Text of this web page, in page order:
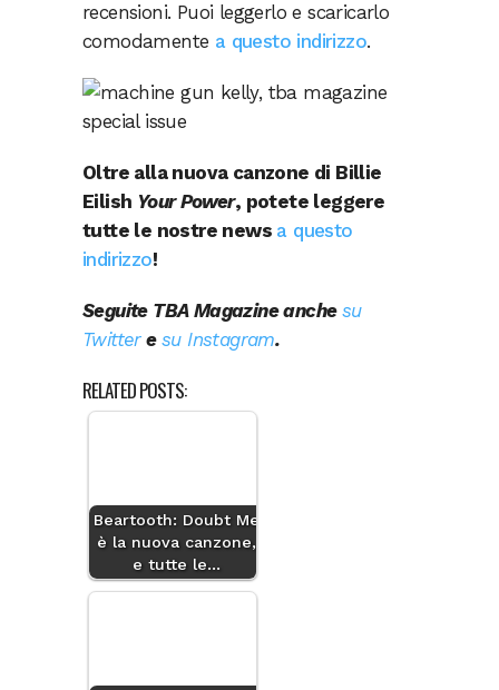
recensioni. Puoi leggerlo e scaricarlo
comodamente a questo indirizzo.
Oltre alla nuova canzone di Billie
Eilish Your Power, potete leggere
tutte le nostre news a questo
indirizzo!
Seguite TBA Magazine anche su
Twitteresu Instagram.
RELATED POSTS:
Beartooth: Doubt Me
è la nuova canzone,
e tutte le…